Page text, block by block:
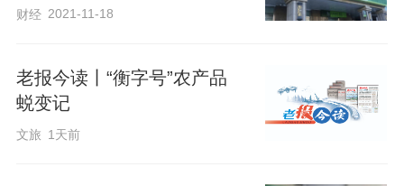
热情满满。大家认真专注、互帮互助，精
心挑选喜欢的花色纸张，小心翼翼地裁
剪、拼贴、装饰。遇到操作难题时，工作
财经 2021-11-18
老报今读丨“衡字号”农产品
蜕变记
文旅 1天前